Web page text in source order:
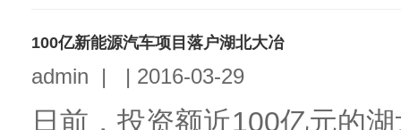
100亿新能源汽车项目落户湖北大冶
admin | | 2016-03-29
日前，投资额近100亿元的